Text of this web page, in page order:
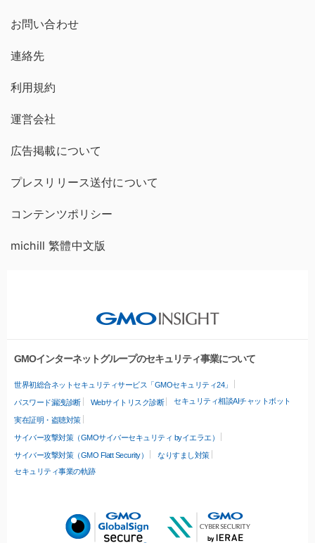
お問い合わせ
連絡先
利用規約
運営会社
広告掲載について
プレスリリース送付について
コンテンツポリシー
michill 繁體中文版
GMOインターネットグループのセキュリティ事業について
世界初総合ネットセキュリティサービス「GMOセキュリティ24」
パスワード漏洩診断 Webサイトリスク診断 セキュリティ相談AIチャットボット
実在証明・盗聴対策
サイバー攻撃対策（GMOサイバーセキュリティ byイエラエ）
サイバー攻撃対策（GMO Flatt Security）
なりすまし対策
セキュリティ事業の軌跡